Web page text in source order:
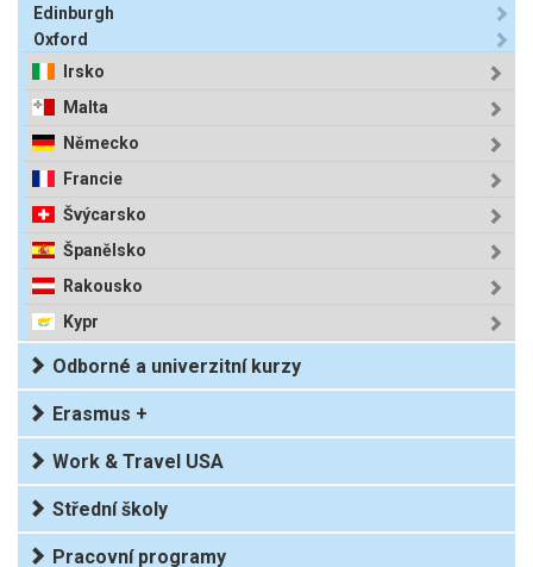
Edinburgh
Oxford
Irsko
Malta
Německo
Francie
Švýcarsko
Španělsko
Rakousko
Kypr
Odborné a univerzitní kurzy
Erasmus +
Work & Travel USA
Střední školy
Pracovní programy